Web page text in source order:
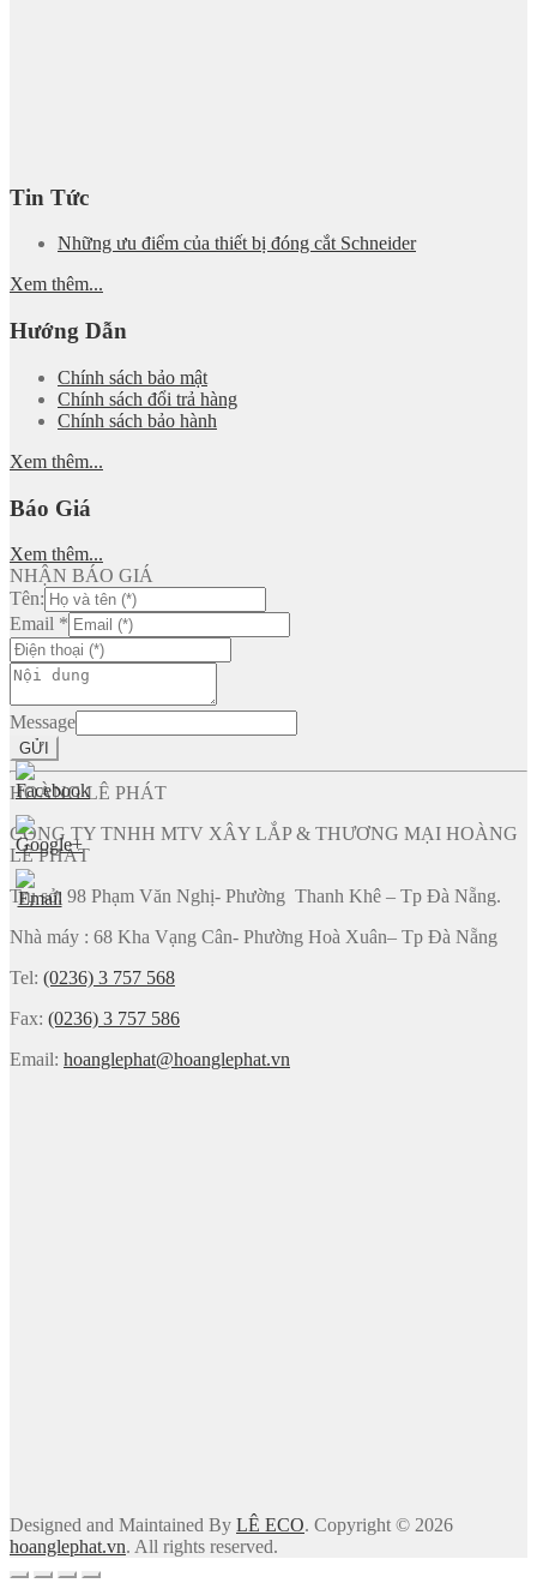
Tin Tức
Những ưu điểm của thiết bị đóng cắt Schneider
Xem thêm...
Hướng Dẫn
Chính sách bảo mật
Chính sách đổi trả hàng
Chính sách bảo hành
Xem thêm...
Báo Giá
Xem thêm...
NHẬN BÁO GIÁ
Tên:
Email *
Message
GỬI
HOÀNG LÊ PHÁT
CÔNG TY TNHH MTV XÂY LẮP & THƯƠNG MẠI HOÀNG
LÊ PHÁT
Trụ sở: 98 Phạm Văn Nghị- Phường Thanh Khê – Tp Đà Nẵng.
Nhà máy : 68 Kha Vạng Cân- Phường Hoà Xuân– Tp Đà Nẵng
Tel: (0236) 3 757 568
Fax: (0236) 3 757 586
Email: hoanglephat@hoanglephat.vn
Designed and Maintained By LÊ ECO. Copyright © 2026
hoanglephat.vn. All rights reserved.